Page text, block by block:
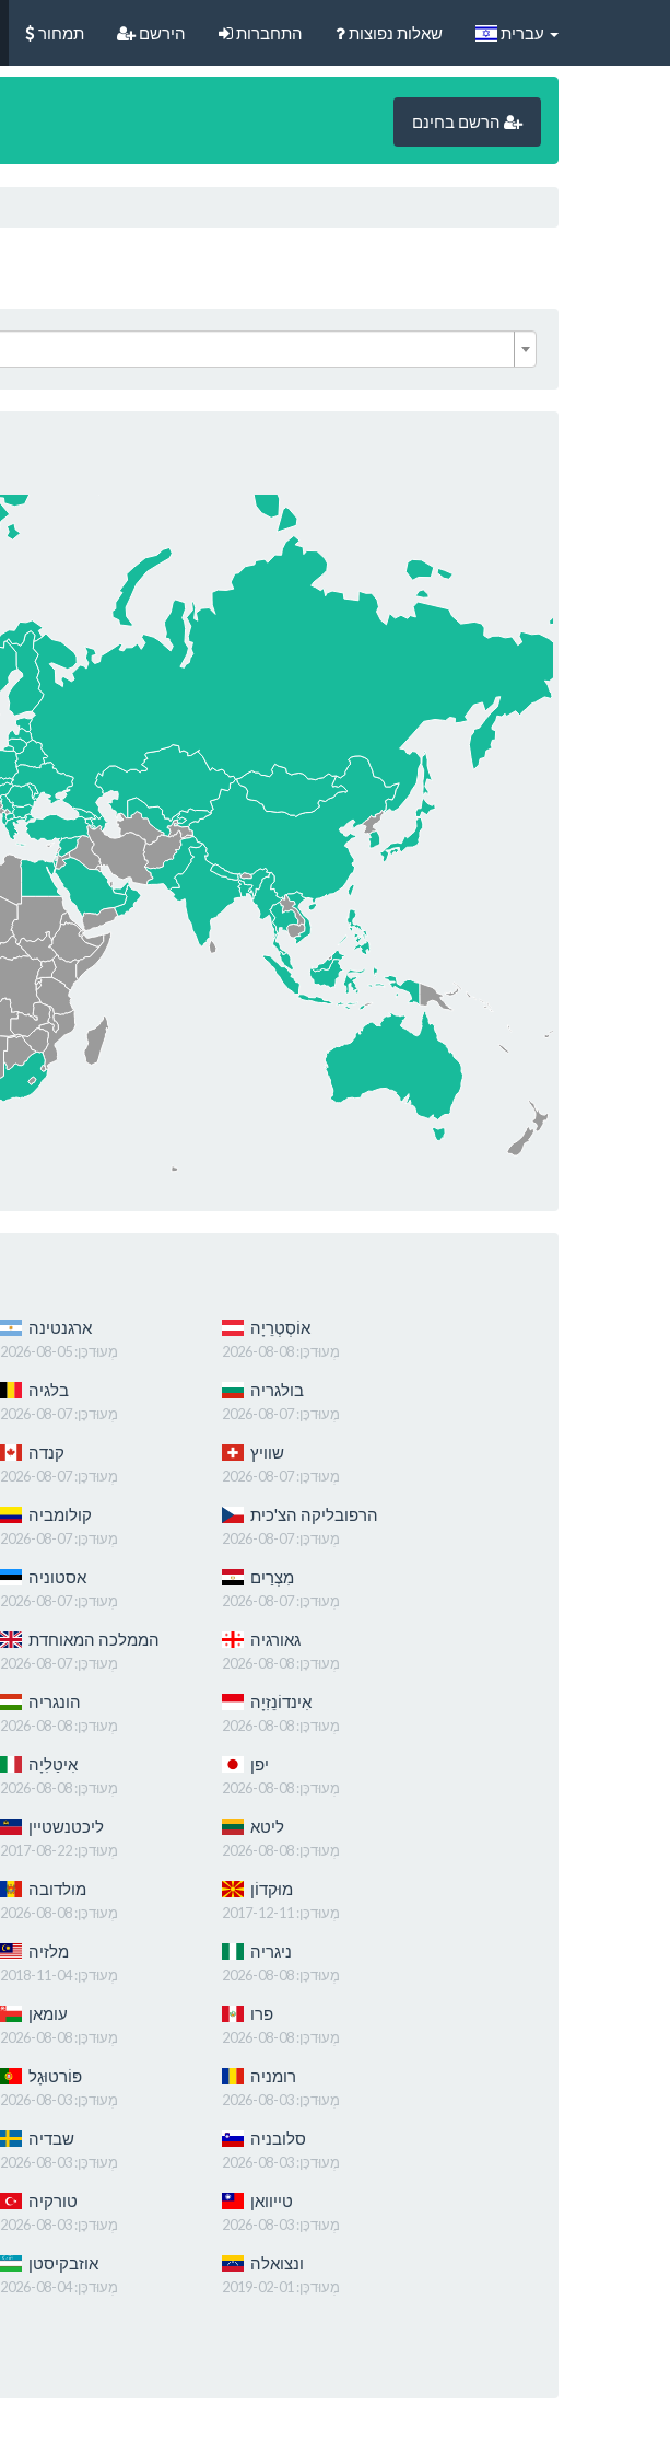
תמחור הירשם התחברות שאלות נפוצות
ארגנטינה
מְעוּדכָּן:2026-08-05
אוֹסְטְרֵיָה
מְעוּדכָּן:2026-08-08
בלגיה
מְעוּדכָּן:2026-08-07
בולגריה
מְעוּדכָּן:2026-08-07
קנדה
מְעוּדכָּן:2026-08-07
שוויץ
מְעוּדכָּן:2026-08-07
קולומביה
מְעוּדכָּן:2026-08-07
הרפובליקה הצ'כית
מְעוּדכָּן:2026-08-07
אסטוניה
מְעוּדכָּן:2026-08-07
מִצְרַיִם
מְעוּדכָּן:2026-08-07
הממלכה המאוחדת
מְעוּדכָּן:2026-08-07
גאורגיה
מְעוּדכָּן:2026-08-08
הונגריה
מְעוּדכָּן:2026-08-08
אִינדוֹנֵזִיָה
מְעוּדכָּן:2026-08-08
אִיטַלִיָה
מְעוּדכָּן:2026-08-08
יפן
מְעוּדכָּן:2026-08-08
ליכטנשטיין
מְעוּדכָּן:2017-08-22
ליטא
מְעוּדכָּן:2026-08-08
מולדובה
מְעוּדכָּן:2026-08-08
מוּקדוֹן
מְעוּדכָּן: 2017-12-11
מלזיה
מְעוּדכָּן:2018-11-04
ניגריה
מְעוּדכָּן:2026-08-08
עומאן
מְעוּדכָּן:2026-08-08
פרו
מְעוּדכָּן:2026-08-08
פּוֹרטוּגָל
מְעוּדכָּן:2026-08-03
רומניה
מְעוּדכָּן:2026-08-03
שבדיה
מְעוּדכָּן:2026-08-03
סלובניה
מְעוּדכָּן:2026-08-03
טורקיה
מְעוּדכָּן:2026-08-03
טייוואן
מְעוּדכָּן:2026-08-03
אוזבקיסטן
מְעוּדכָּן:2026-08-04
ונצואלה
מְעוּדכָּן: 2019-02-01